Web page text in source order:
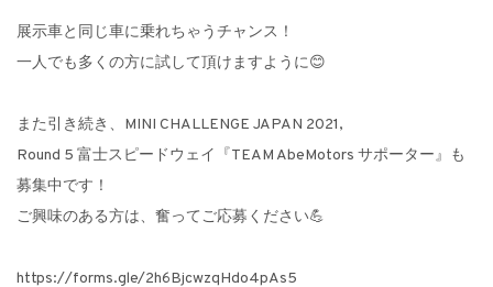
展示車と同じ車に乗れちゃうチャンス！
一人でも多くの方に試して頂けますように😊
また引き続き、MINI CHALLENGE JAPAN 2021,
Round 5 富士スピードウェイ『TEAM AbeMotors サポーター』も
募集中です！
ご興味のある方は、奮ってご応募ください💪
https://forms.gle/2h6BjcwzqHdo4pAs5